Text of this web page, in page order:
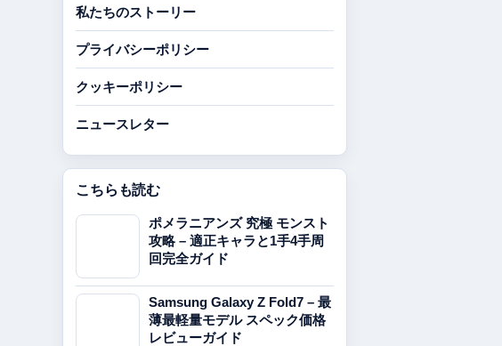
私たちのストーリー
プライバシーポリシー
クッキーポリシー
ニュースレター
こちらも読む
ポメラニアンズ 究極 モンスト
攻略 – 適正キャラと1手4手周
回完全ガイド
Samsung Galaxy Z Fold7 – 最
薄最軽量モデル スペック価格
レビューガイド